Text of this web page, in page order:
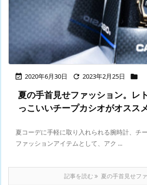
 2020年6月30日  2023年2月25日 
夏の手首見せファッション。レ
っこいいチープカシオがオスス
夏コーデに手軽に取り入れられる腕時計、チ
ファッションアイテムとして、アク ...
記事を読む 夏の手首見せフ